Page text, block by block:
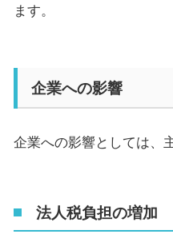
ます。
企業への影響
企業への影響としては、
法人税負担の増加